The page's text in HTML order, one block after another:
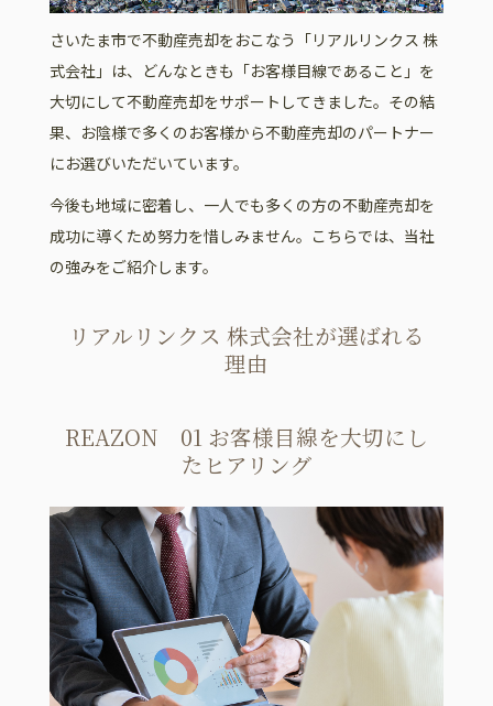
さいたま市で不動産売却をおこなう「リアルリンクス 株
式会社」は、どんなときも「お客様目線であること」を
大切にして不動産売却をサポートしてきました。その結
果、お陰様で多くのお客様から不動産売却のパートナー
にお選びいただいています。
今後も地域に密着し、一人でも多くの方の不動産売却を
成功に導くため努力を惜しみません。こちらでは、当社
の強みをご紹介します。
リアルリンクス 株式会社が選ばれる
理由
REAZON 01 お客様目線を大切にし
たヒアリング